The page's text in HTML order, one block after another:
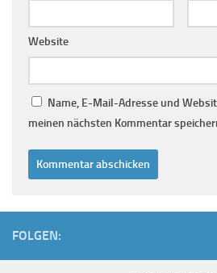
Website
Name, E-Mail-Adresse und
meinen nächsten Kommentar
FOLGEN: